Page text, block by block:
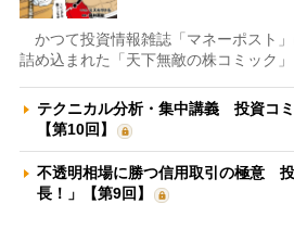
かつて投資情報雑誌「マネーポスト
詰め込まれた「天下無敵の株コミック
テクニカル分析・集中講義 投資コミ
【第10回】
不透明相場に勝つ信用取引の極意
長！」【第9回】